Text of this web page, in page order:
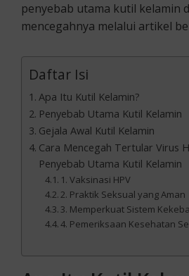
penyebab utama kutil kelamin
mencegahnya melalui artikel
Daftar Isi
Apa Itu Kutil Kelamin?
Penyebab Utama Kutil Kelamin
Gejala Awal Kutil Kelamin
Cara Mencegah Tertular Virus
Penyebab Utama Kutil Kelamin
1. Vaksinasi HPV
2. Praktik Seksual yang Aman
3. Memperkuat Sistem
4. Pemeriksaan Kesehatan